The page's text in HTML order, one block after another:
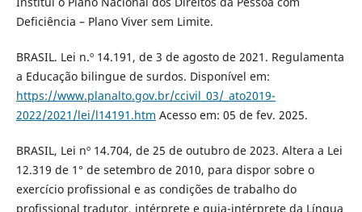
Deficiência – Plano Viver sem Limite.
BRASIL. Lei n.º 14.191, de 3 de agosto de 2021. Regulamenta
a Educação bilingue de surdos. Disponível em:
https://www.planalto.gov.br/ccivil_03/_ato2019-
2022/2021/lei/l14191.htm Acesso em: 05 de fev. 2025.
BRASIL, Lei nº 14.704, de 25 de outubro de 2023. Altera a Lei
12.319 de 1° de setembro de 2010, para dispor sobre o
exercício profissional e as condições de trabalho do
profissional tradutor, intérprete e guia-intérprete da Língua